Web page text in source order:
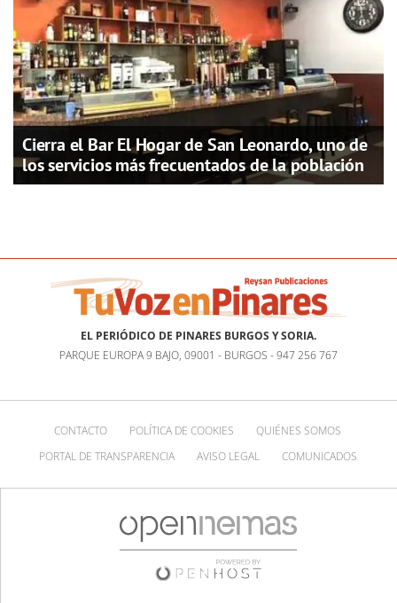
Cierra el Bar El Hogar de San Leonardo, uno de
los servicios más frecuentados de la población
EL PERIÓDICO DE PINARES BURGOS Y SORIA.
PARQUE EUROPA 9 BAJO, 09001 - BURGOS - 947 256 767
CONTACTO POLÍTICA DE COOKIES
QUIÉNES SOMOS
PORTAL DE TRANSPARENCIA
AVISO LEGAL COMUNICADOS